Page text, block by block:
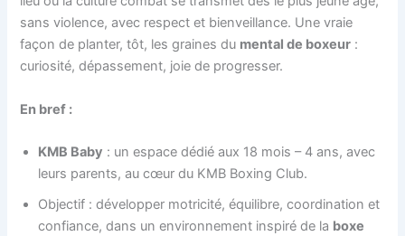
sans violence, avec respect et bienveillance. Une vraie
façon de planter, tôt, les graines du mental de boxeur :
curiosité, dépassement, joie de progresser.
En bref :
KMB Baby : un espace dédié aux 18 mois – 4 ans, avec
leurs parents, au cœur du KMB Boxing Club.
Objectif : développer motricité, équilibre, coordination et
confiance, dans un environnement inspiré de la boxe